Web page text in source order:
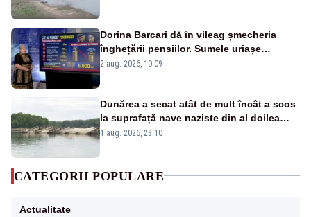
Dorina Barcari dă în vileag șmecheria
înghețării pensiilor. Sumele uriașe
pierdute de fiecare român
2 aug. 2026, 10:09
Dunărea a secat atât de mult încât a scos
la suprafață nave naziste din al doilea
război mondial
1 aug. 2026, 23:10
CATEGORII POPULARE
Actualitate